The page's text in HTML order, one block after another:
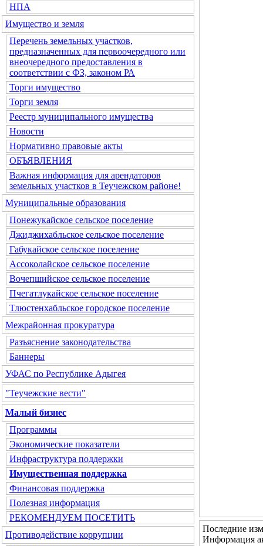
НПА
Имущество и земля
Перечень земельных участков,
предназначенных для первоочередного или
внеочередного предоставления в
соответствии с ФЗ, законом РА
Торги имущество
Торги земля
Реестр муниципального имущества
Новости
Нормативно правовые акты
ОБЪЯВЛЕНИЯ
Важная информация для арендаторов
земельных участков в Теучежском районе!
Муниципальные образования
Понежукайское сельское поселение
Джиджихабльское сельское поселение
Габукайское сельское поселение
Ассоколайское сельское поселение
Вочепшийское сельское поселение
Пчегатлукайское сельское поселение
Тлюстенхабльское городское поселение
Межрайонная прокуратура
Разъяснение законодательства
Баннеры
УФАС по Республике Адыгея
"Теучежские вести"
Малый бизнес
Программы
Экономические показатели
Инфраструктура поддержки
Имущественная поддержка
Финансовая поддержка
Полезная информация
РЕКОМЕНДУЕМ ПОСЕТИТЬ
Противодействие коррупции
Последние
Информация